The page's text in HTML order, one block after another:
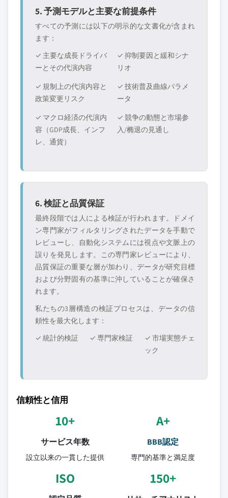
5. 予測モデルと主要な前提条件
すべての予測には以下の明示的な文書化が含まれ
ます：
✓ 主要な成長ドライバ
ーとその代演内容
✓ 抑制要因と緩和シナ
リオ
✓ 規制上の代演内容と
政策変更リスク
✓ 技術普及曲線パラメ
ータ
✓ マクロ経済の代演内
容（GDP成長、インフ
レ、通貨）
✓ 競争の動態と市場参
入/椭退の見通し
6. 検証と品質保証
最終段階では人による検証が行われます。ドメイ
ン専門家がフィルタリングされたデータを手動で
レビューし、自動化システムには視点や文脈上の
誤りを発見します。この専門家レビューにより、
品質保証の重要な層が加わり、データが研究目標
および分野固有の基準に沖していることが確保さ
れます。
私たちの3層構造の検証プロセスは、データの信
頼性を最大化します：
✓ 統計的検証
✓ 専門家検証
✓ 市場実態チェ
ック
信頼性と信用
10+
サービス年数
設立以来の一貫した提供
A+
BBB認定
専門的基準と満足度
ISO 150+